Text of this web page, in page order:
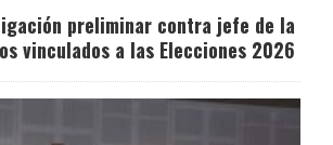
preliminar contra jefe de la
vinculados a las Elecciones 2026